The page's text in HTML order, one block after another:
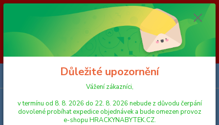
Vážení zákazníci, v termínu od 8. 8. 2026 do 23. 8. 2026 nebude z
důvodu čerpání dovolené probíhat expedice objednávek a bude omezen
provoz e-shopu HRACKYNABYTEK.CZ. Objednávky přijaté, nebo
uhrazené do čtvrtka 6. 8. 2026 budou expedovány v pátek 7. 8. 2026.
Objednávky přijaté, nebo uhrazené od pátku 7. 8. 2026 do neděle 23. 8.
2026 budou postupně expedovány od pondělí 24. 8. 2026. Děkujeme za
pochopení HRACKYNABYTEK.CZ
Důležité upozornění
Vážení zákazníci,
v termínu od 8. 8. 2026 do 22. 8. 2026 nebude z důvodu čerpání
dovolené probíhat expedice objednávek a bude omezen provoz
e-shopu HRACKYNABYTEK.CZ.